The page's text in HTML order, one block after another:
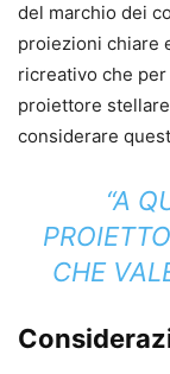
del marchio dei
proiezioni chiare
ricreativo che
proiettore
considerare
“A
CHE